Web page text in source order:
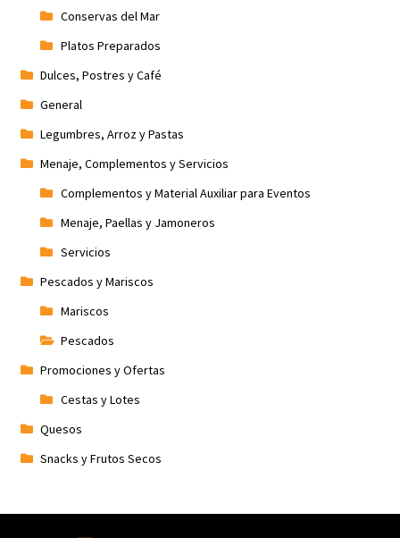
Conservas del Mar
Platos Preparados
Dulces, Postres y Café
General
Legumbres, Arroz y Pastas
Menaje, Complementos y Servicios
Complementos y Material Auxiliar para Eventos
Menaje, Paellas y Jamoneros
Servicios
Pescados y Mariscos
Mariscos
Pescados
Promociones y Ofertas
Cestas y Lotes
Quesos
Snacks y Frutos Secos